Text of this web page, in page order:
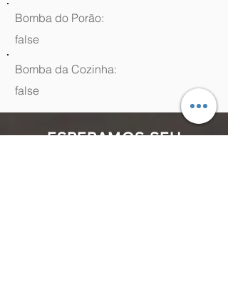
Bomba do Porão:
false
Bomba da Cozinha:
false
ESPERAMOS SEU